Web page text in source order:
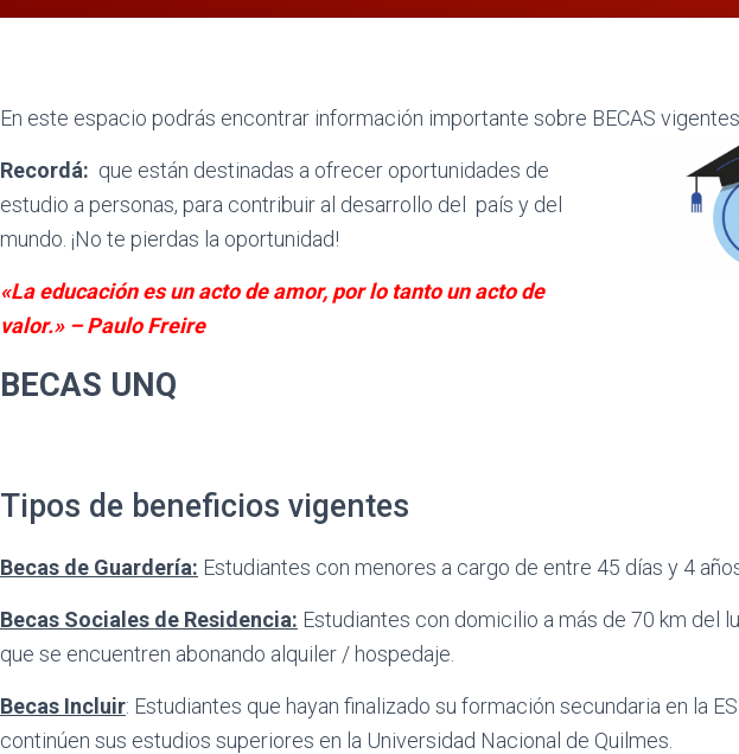
En este espacio podrás encontrar información importante sobre BECAS vigentes.
Recordá: que están destinadas a ofrecer oportunidades de
estudio a personas, para contribuir al desarrollo del país y del
mundo. ¡No te pierdas la oportunidad!
«La educación es un acto de amor, por lo tanto un acto de
valor.» – Paulo Freire
BECAS UNQ
Tipos de beneficios vigentes
Becas de Guardería: Estudiantes con menores a cargo de entre 45 días y 4
Becas Sociales de Residencia: Estudiantes con domicilio a más de 70 km del
que se encuentren abonando alquiler / hospedaje.
Becas Incluir: Estudiantes que hayan finalizado su formación secundaria en la
continúen sus estudios superiores en la Universidad Nacional de Quilmes.